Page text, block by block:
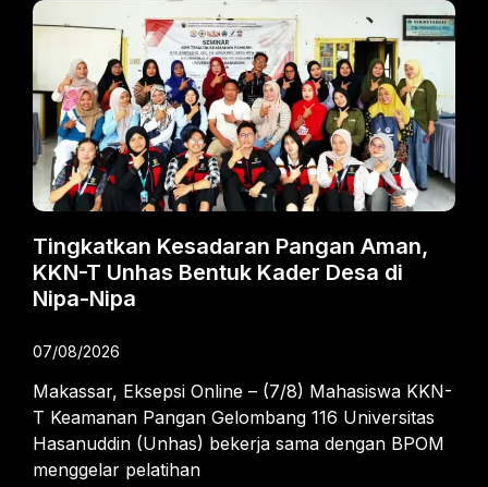
Tingkatkan Kesadaran Pangan Aman,
KKN-T Unhas Bentuk Kader Desa di
Nipa-Nipa
07/08/2026
Makassar, Eksepsi Online – (7/8) Mahasiswa KKN-
T Keamanan Pangan Gelombang 116 Universitas
Hasanuddin (Unhas) bekerja sama dengan BPOM
menggelar pelatihan